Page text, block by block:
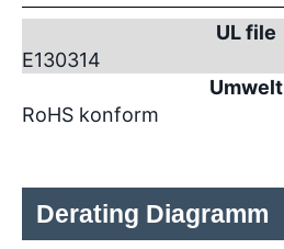
UL file
E130314
Umwelt
RoHS konform
Derating Diagramm